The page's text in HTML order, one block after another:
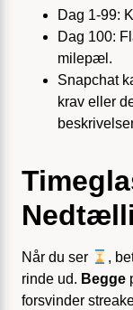
Dag 1-99:
Dag 100:
milepæl.
Snapchat
krav eller
Når du ser
,
rinde ud. Begge
forsvinder